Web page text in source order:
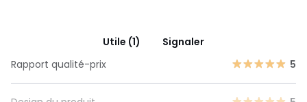
Utile (1)
Signaler
Rapport qualité-prix
5